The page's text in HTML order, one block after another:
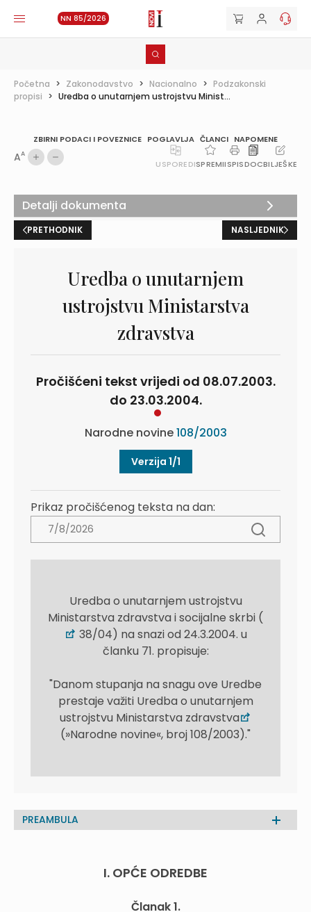
NN 85/2026
Početna > Zakonodavstvo > Nacionalno > Podzakonski
propisi > Uredba o unutarnjem ustrojstvu Minist...
ZBIRNI PODACI I POVEZNICE POGLAVLJA ČLANCI NAPOMENE
AA
USPOREDISPREMIISPISDOCBILJEŠKE
PRETHODNIK NASLJEDNIK
Uredba o unutarnjem
ustrojstvu Ministarstva
zdravstva
Pročišćeni tekst vrijedi od 08.07.2003.
do 23.03.2004.
Narodne novine108/2003
Verzija 1/1
Prikaz pročišćenog teksta na dan:
Uredba o unutarnjem ustrojstvu
Ministarstva zdravstva i socijalne skrbi (
38/04) na snazi od 24.3.2004. u
članku 71. propisuje:
"Danom stupanja na snagu ove Uredbe
prestaje važiti Uredba o unutarnjem
ustrojstvu Ministarstva zdravstva
(»Narodne novine«, broj 108/2003)."
PREAMBULA
I. OPĆE ODREDBE
Članak 1.
Detalji dokumenta